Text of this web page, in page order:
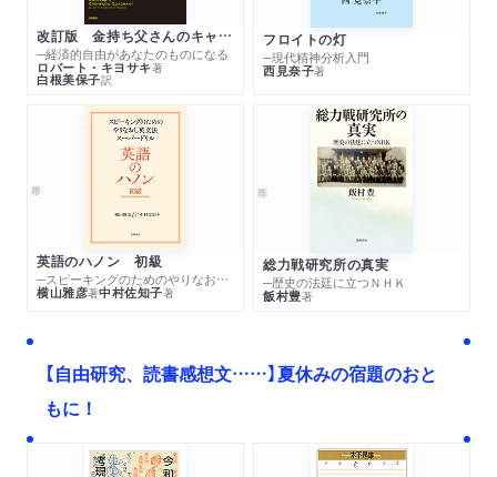
改訂版 金持ち父さんのキャッシュフロー・クワドラント
─経済的自由があなたのものになる
ロバート・キヨサキ著
白根美保子訳
フロイトの灯
─現代精神分析入門
西見奈子著
英語のハノン 初級
─スピーキングのためのやりなおし英文法スーパードリル
横山雅彦著中村佐知子著
総力戦研究所の真実
─歴史の法廷に立つＮＨＫ
飯村豊著
【自由研究、読書感想文……】夏休みの宿題のおと
もに！